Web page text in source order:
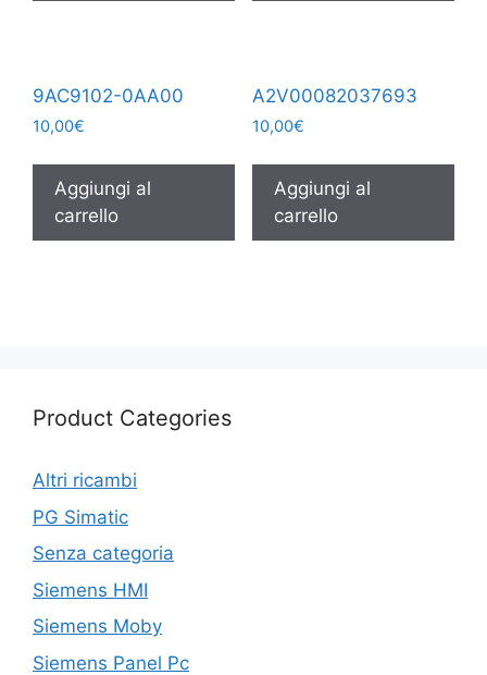
9AC9102-0AA00
10,00€
Aggiungi al
carrello
A2V00082037693
10,00€
Aggiungi al
carrello
Product Categories
Altri ricambi
PG Simatic
Senza categoria
Siemens HMI
Siemens Moby
Siemens Panel Pc